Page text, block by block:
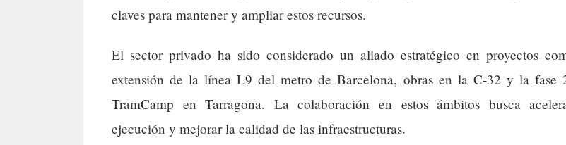
claves para mantener y ampliar estos recursos.
El sector privado ha sido considerado un aliado estratégico en proyectos
extensión de la línea L9 del metro de Barcelona, obras en la C-32 y la fase
TramCamp en Tarragona. La colaboración en estos ámbitos busca
ejecución y mejorar la calidad de las infraestructuras.